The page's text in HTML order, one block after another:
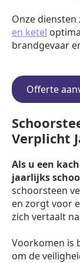
Onze
en ketel
brandgevaar
Offerte
Verplicht
Als u een
jaarlijks
schoorsteen
en zorgt voor
zich vertaalt
Voorkomen is
om de